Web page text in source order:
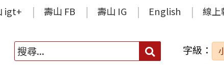
igt+ 壽山 FB 壽山 IG English 線上
搜
字級：